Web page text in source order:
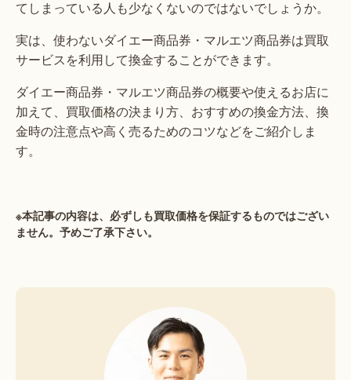
てしまっている人も少なくないのではないでしょうか。
実は、使わないダイエー商品券・マルエツ商品券は買取
サービスを利用して換金することができます。
ダイエー商品券・マルエツ商品券の概要や使えるお店に
加えて、買取価格の決まり方、おすすめの換金方法、換
金時の注意点や高く売るためのコツなどをご紹介しま
す。
※本記事の内容は、必ずしも買取価格を保証するものではござい
ません。予めご了承下さい。